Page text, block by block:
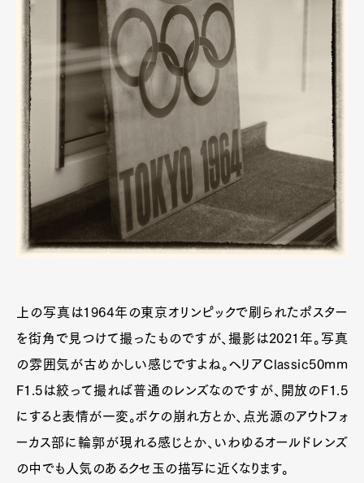
上の写真は1964年の東京オリンピックで刷られたポスター
を街角で見つけて撮ったものですが、撮影は2021年。写真
の雰囲気が古めかしい感じですよね。ヘリアClassic50mm
F1.5は絞って撮れば普通のレンズなのですが、開放のF1.5
にすると表情が一変。ボケの崩れ方とか、点光源のアウトフォ
ーカス部に輪郭が現れる感じとか、いわゆるオールドレンズ
の中でも人気のあるクセ玉の描写に近くなります。